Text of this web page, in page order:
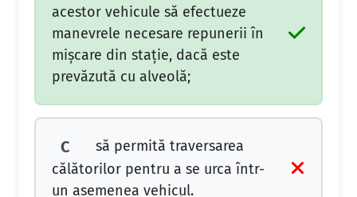
acestor vehicule să efectueze
manevrele necesare repunerii în
mișcare din stație, dacă este
prevăzută cu alveolă;
C
să permită traversarea
călătorilor pentru a se urca într-
un asemenea vehicul.